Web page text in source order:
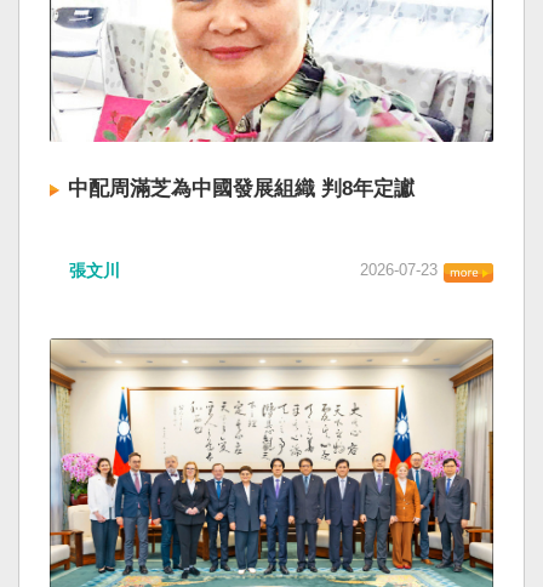
中配周滿芝為中國發展組織 判8年定讞
張文川 2026-07-23